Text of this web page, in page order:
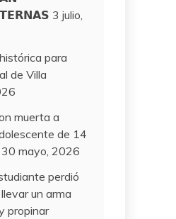
3 julio,
para
de Villa
muerta a
de 14
30 mayo, 2026
perdió
llevar un arma
propinar